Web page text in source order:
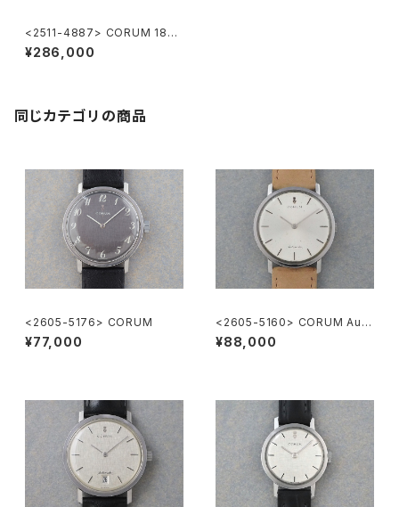
<2511-4887> CORUM 18KY
G
¥286,000
同じカテゴリの商品
<2605-5176> CORUM
¥77,000
<2605-5160> CORUM Auto
matic
¥88,000